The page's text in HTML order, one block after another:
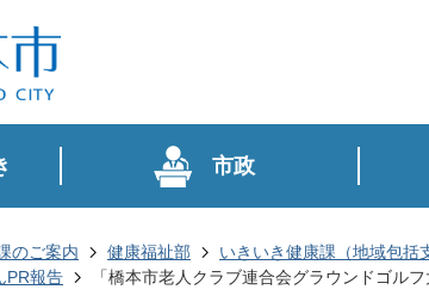
市政
のご案内 健康福祉部 いきいき健康課（地域包括
PR報告
「橋本市老人クラブ連合会グラウンドゴル